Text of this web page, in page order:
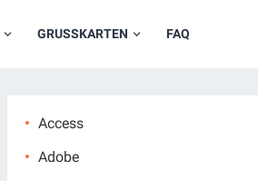
GRUSSKARTEN FAQ
Access
Adobe